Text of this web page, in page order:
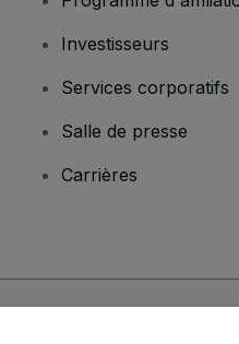
Investisseurs
Services corporatifs
Salle de presse
Carrières